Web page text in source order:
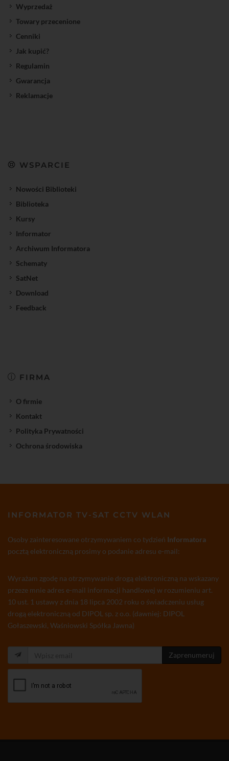
Wyprzedaż
Towary przecenione
Cenniki
Jak kupić?
Regulamin
Gwarancja
Reklamacje
WSPARCIE
Nowości Biblioteki
Biblioteka
Kursy
Informator
Archiwum Informatora
Schematy
SatNet
Download
Feedback
FIRMA
O firmie
Kontakt
Polityka Prywatności
Ochrona środowiska
INFORMATOR TV-SAT CCTV WLAN
Osoby zainteresowane otrzymywaniem co tydzień Informatora
pocztą elektroniczną prosimy o podanie adresu e-mail:
Wyrażam zgodę na otrzymywanie drogą elektroniczną na wskazany
przeze mnie adres e-mail informacji handlowej w rozumieniu art.
10 ust. 1 ustawy z dnia 18 lipca 2002 roku o świadczeniu usług
drogą elektroniczną od DIPOL sp. z o.o. (dawniej: DIPOL
Gołaszewski, Waśniowski Spółka Jawna)
Zaprenumeruj